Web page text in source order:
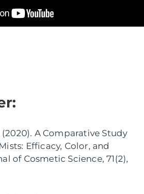
(2020). A Comparative Study
Efficacy, Color, and
of Cosmetic Science, 71(2),